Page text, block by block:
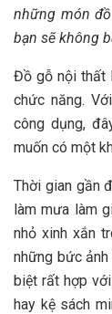
những món
bạn sẽ không
Đồ gỗ nội thất
chức năng.
công dụng,
muốn có một
Thời gian gần
làm mưa làm
nhỏ xinh xắn
những bức
biệt rất hợp
hay kệ sách